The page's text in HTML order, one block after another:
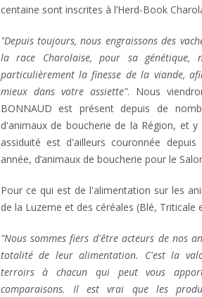
centaine sont inscrites à l’Herd-Book
"Depuis toujours, nous engraissons des
la race Charolaise, pour sa
particulièrement la finesse de la viande,
mieux dans votre assiette". Nous
BONNAUD est présent depuis de
d'animaux de boucherie de la Région, et
assiduité est d'ailleurs couronnée
année, d’animaux de boucherie pour le
Pour ce qui est de l'alimentation sur les
de la Luzerne et des céréales (Blé, Triticale
"Nous sommes fiers d'être acteurs de nos
totalité de leur alimentation. C'est la
terroirs à chacun qui peut vous
comparaisons. Il est vrai que les